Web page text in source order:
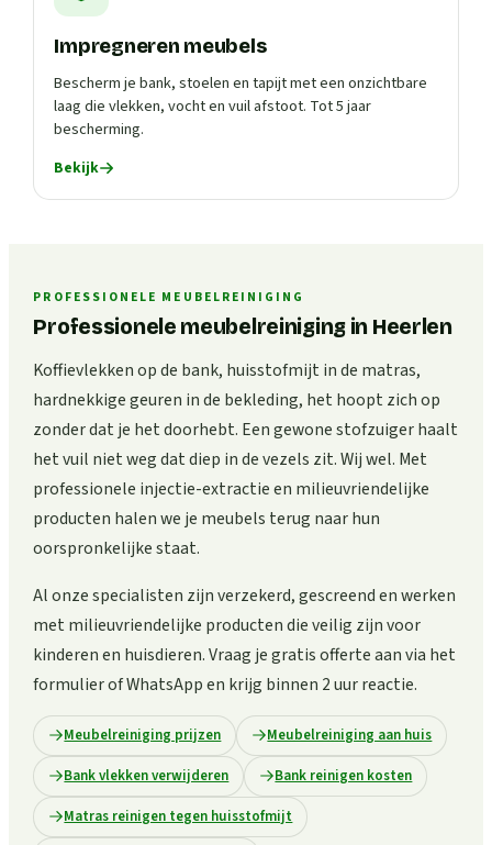
Impregneren meubels
Bescherm je bank, stoelen en tapijt met een onzichtbare
laag die vlekken, vocht en vuil afstoot. Tot 5 jaar
bescherming.
Bekijk
PROFESSIONELE MEUBELREINIGING
Professionele meubelreiniging in Heerlen
Koffievlekken op de bank, huisstofmijt in de matras,
hardnekkige geuren in de bekleding, het hoopt zich op
zonder dat je het doorhebt. Een gewone stofzuiger haalt
het vuil niet weg dat diep in de vezels zit. Wij wel. Met
professionele injectie-extractie en milieuvriendelijke
producten halen we je meubels terug naar hun
oorspronkelijke staat.
Al onze specialisten zijn verzekerd, gescreend en werken
met milieuvriendelijke producten die veilig zijn voor
kinderen en huisdieren. Vraag je gratis offerte aan via het
formulier of WhatsApp en krijg binnen 2 uur reactie.
Meubelreiniging prijzen Meubelreiniging aan huis
Bank vlekken verwijderen Bank reinigen kosten
Matras reinigen tegen huisstofmijt